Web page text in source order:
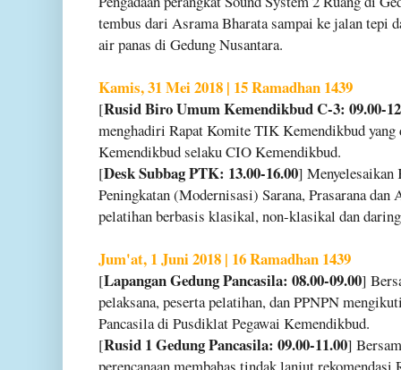
tembus dari Asrama Bharata sampai ke jalan tepi
air panas di Gedung Nusantara.
Kamis, 31 Mei 2018 | 15 Ramadhan 1439
[Rusid Biro Umum Kemendikbud C-3: 09.00-
menghadiri Rapat Komite TIK Kemendikbud
Kemendikbud selaku CIO Kemendikbud.
[Desk Subbag PTK: 13.00-16.00]
Peningkatan (Modernisasi) Sarana, Prasarana
pelatihan berbasis klasikal, non-klasikal dan
Jum'at, 1 Juni 2018 | 16 Ramadhan 1439
[Lapangan Gedung Pancasila: 08.00-09.00]
pelaksana, peserta pelatihan, dan PPNPN
Pancasila di Pusdiklat Pegawai Kemendikbud.
[Rusid 1 Gedung Pancasila: 09.00-11.00]
perencanaan membahas tindak lanjut